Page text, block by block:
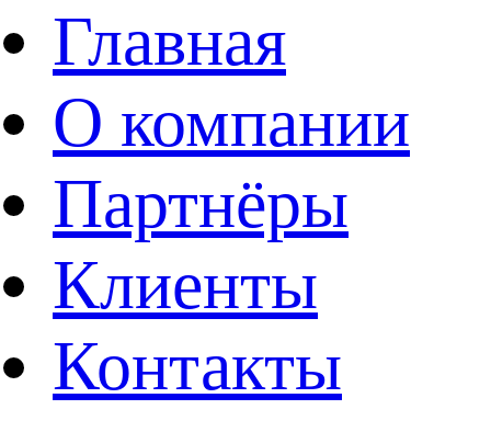
Главная
О компании
Партнёры
Клиенты
Контакты